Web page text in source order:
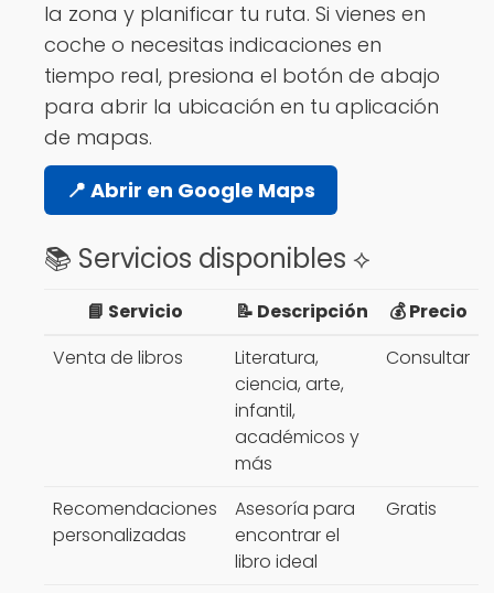
la zona y planificar tu ruta. Si vienes en
coche o necesitas indicaciones en
tiempo real, presiona el botón de abajo
para abrir la ubicación en tu aplicación
de mapas.
📍 Abrir en Google Maps
📚 Servicios disponibles ⟡
📘 Servicio 📝 Descripción
💰 Precio
Venta de libros
Literatura,
ciencia, arte,
infantil,
académicos y
más
Consultar
Recomendaciones
personalizadas
Asesoría para
encontrar el
libro ideal
Gratis